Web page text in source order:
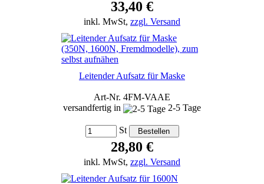
33,40 €
inkl. MwSt, zzgl. Versand
Leitender Aufsatz für Maske
Art-Nr. 4FM-VAAE
versandfertig in
2-5 Tage
St
28,80 €
inkl. MwSt, zzgl. Versand